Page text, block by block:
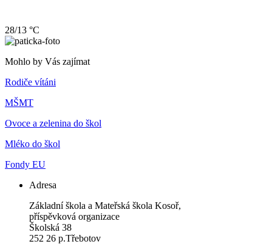
28/13 °C
Mohlo by Vás zajímat
Rodiče vítáni
MŠMT
Ovoce a zelenina do škol
Mléko do škol
Fondy EU
Adresa
Základní škola a Mateřská škola Kosoř,
příspěvková organizace
Školská 38
252 26 p.Třebotov